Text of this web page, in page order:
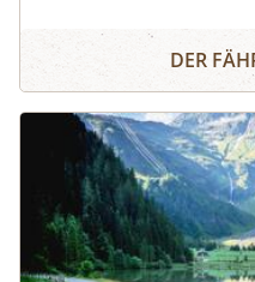
einen Überblick über
verschaffen. Sie
oder Aktivitäten
eine:n genau für Ihre
Ranger:in. Ich
Bergwanderführer:in
buchen – wo ist das
Buch dir deinen Guide
DER